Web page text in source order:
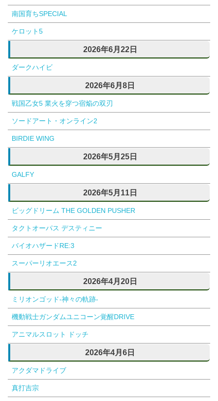
南国育ちSPECIAL
ケロット5
2026年6月22日
ダークハイビ
2026年6月8日
戦国乙女5 業火を穿つ宿焔の双刃
ソードアート・オンライン2
BIRDIE WING
2026年5月25日
GALFY
2026年5月11日
ビッグドリーム THE GOLDEN PUSHER
タクトオーパス デスティニー
バイオハザードRE:3
スーパーリオエース2
2026年4月20日
ミリオンゴッド-神々の軌跡-
機動戦士ガンダムユニコーン覚醒DRIVE
アニマルスロット ドッチ
2026年4月6日
アクダマドライブ
真打吉宗